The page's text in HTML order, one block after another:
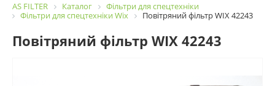
AS FILTER Каталог
Фільтри для спецтехніки
Фільтри для спецтехніки Wix
Повітряний фільтр WIX 42243
Повітряний фільтр WIX 42243